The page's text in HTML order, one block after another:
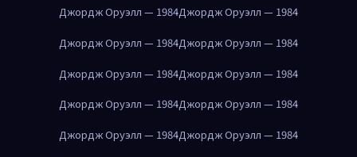
Джордж Оруэлл — 1984Джордж Оруэлл — 1984
Джордж Оруэлл — 1984Джордж Оруэлл — 1984
Джордж Оруэлл — 1984Джордж Оруэлл — 1984
Джордж Оруэлл — 1984Джордж Оруэлл — 1984
Джордж Оруэлл — 1984Джордж Оруэлл — 1984